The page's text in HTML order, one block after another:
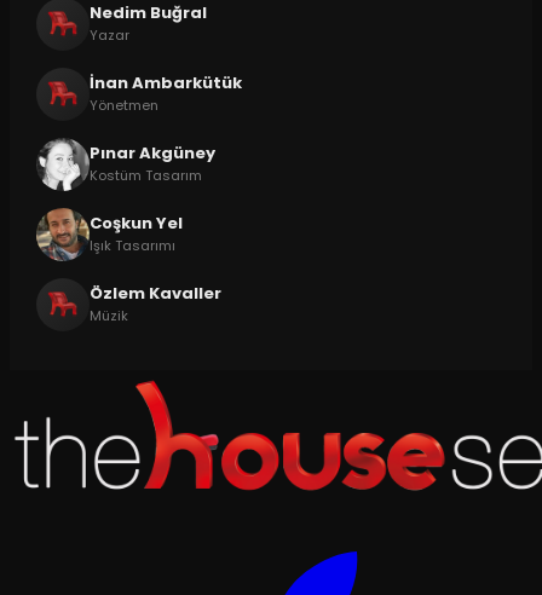
Nedim Buğral
Yazar
İnan Ambarkütük
Yönetmen
Pınar Akgüney
Kostüm Tasarım
Coşkun Yel
Işık Tasarımı
Özlem Kavaller
Müzik